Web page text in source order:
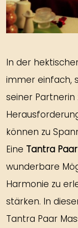
In der
immer einfach,
seiner Partnerin
können zu
Eine Tantra
wunderbare
Harmonie zu
stärken. In
Tantra Paar